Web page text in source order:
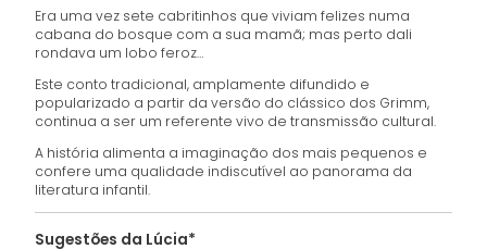
Era uma vez sete cabritinhos que viviam felizes numa
cabana do bosque com a sua mamã; mas perto dali
rondava um lobo feroz…
Este conto tradicional, amplamente difundido e
popularizado a partir da versão do clássico dos Grimm,
continua a ser um referente vivo de transmissão cultural.
A história alimenta a imaginação dos mais pequenos e
confere uma qualidade indiscutível ao panorama da
literatura infantil.
Sugestões da Lúcia*